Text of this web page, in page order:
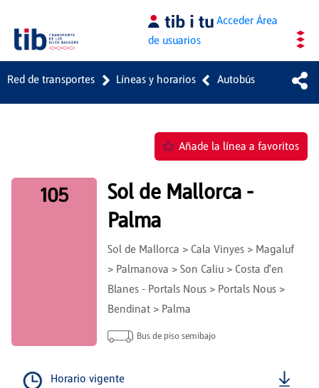
Saltar al contenido principal AccederÁrea
de usuarios
Red de transportes Líneas y horarios Autobús
Añade la línea a favoritos
105
Sol de Mallorca -
Palma
Sol de Mallorca > Cala Vinyes > Magaluf
> Palmanova > Son Caliu > Costa d'en
Blanes - Portals Nous > Portals Nous >
Bendinat > Palma
Bus de piso semibajo
Horario vigente